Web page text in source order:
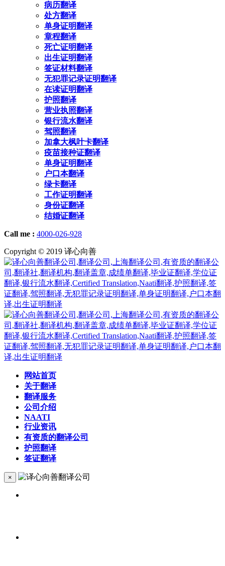
病历翻译
处方翻译
单身证明翻译
章程翻译
死亡证明翻译
出生证明翻译
签证材料翻译
无犯罪记录证明翻译
在读证明翻译
护照翻译
营业执照翻译
银行流水翻译
驾照翻译
加拿大枫叶卡翻译
疫苗接种证翻译
单身证明翻译
户口本翻译
绿卡翻译
工作证明翻译
身份证翻译
结婚证翻译
Call me : 4000-026-928
Copyright © 2019 译心向善
网站首页
关于翻译
翻译服务
公司介绍
NAATI
行业资讯
有资质的翻译公司
护照翻译
签证翻译
×